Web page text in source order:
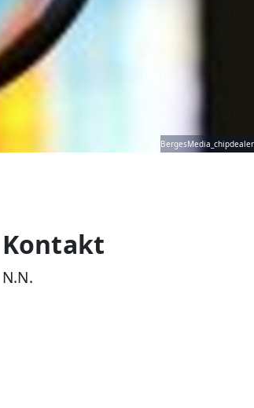
BergesMedia_chipdealer
Kontakt
N.N.